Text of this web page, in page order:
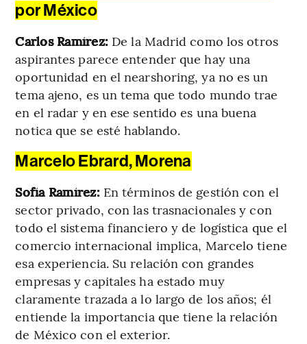
por México
Carlos Ramírez: De la Madrid como los otros
aspirantes parece entender que hay una
oportunidad en el nearshoring, ya no es un
tema ajeno, es un tema que todo mundo trae
en el radar y en ese sentido es una buena
notica que se esté hablando.
Marcelo Ebrard, Morena
Sofía Ramírez: En términos de gestión con el
sector privado, con las trasnacionales y con
todo el sistema financiero y de logística que el
comercio internacional implica, Marcelo tiene
esa experiencia. Su relación con grandes
empresas y capitales ha estado muy
claramente trazada a lo largo de los años; él
entiende la importancia que tiene la relación
de México con el exterior.